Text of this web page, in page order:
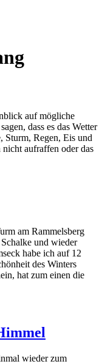
auf mögliche
dass es das Wetter
Sturm, Regen, Eis und
aufraffen oder das
am Rammelsberg
und wieder
habe ich auf 12
des Winters
hat zum einen die
wieder zum